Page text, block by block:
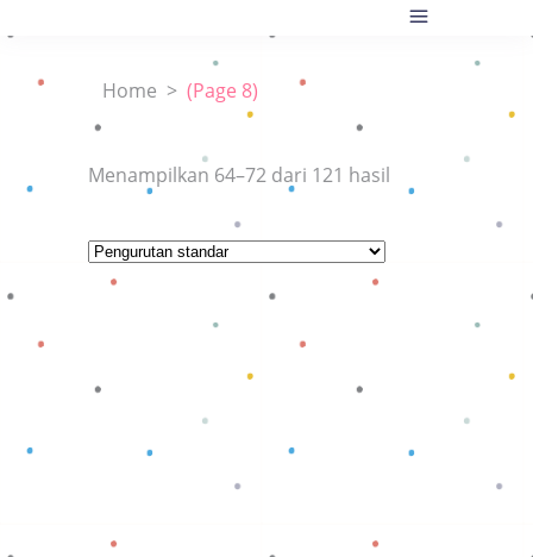
Home > (Page 8)
Menampilkan 64–72 dari 121 hasil
Baca selengkapnya